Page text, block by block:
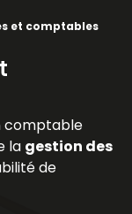
et comptables
comptable
la gestion des
de